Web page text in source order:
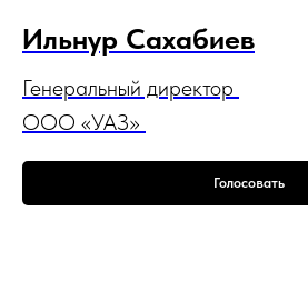
Ильнур Сахабиев
Генеральный директор
ООО «УАЗ»
Голосовать